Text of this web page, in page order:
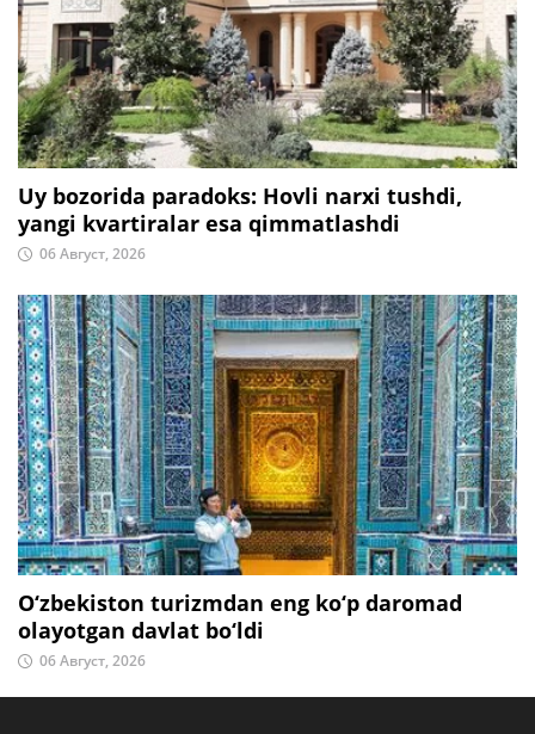
Uy bozorida paradoks: Hovli narxi tushdi,
yangi kvartiralar esa qimmatlashdi
06 Август, 2026
O‘zbekiston turizmdan eng ko‘p daromad
olayotgan davlat bo‘ldi
06 Август, 2026